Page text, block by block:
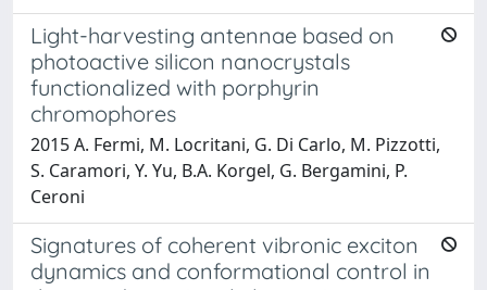
Light-harvesting antennae based on
photoactive silicon nanocrystals
functionalized with porphyrin
chromophores
2015 A. Fermi, M. Locritani, G. Di Carlo, M. Pizzotti,
S. Caramori, Y. Yu, B.A. Korgel, G. Bergamini, P.
Ceroni
Signatures of coherent vibronic exciton
dynamics and conformational control in